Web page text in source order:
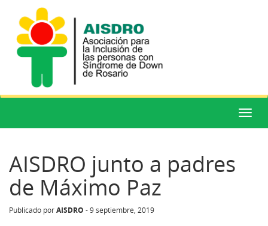
Menú
AISDRO junto a padres
de Máximo Paz
Publicado por AISDRO - 9 septiembre, 2019